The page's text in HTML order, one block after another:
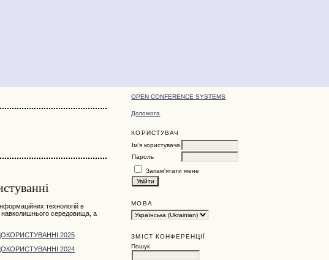
OPEN CONFERENCE SYSTEMS
Допомога
КОРИСТУВАЧ
Ім'я користувача
Пароль
Запам'ятати мене
МОВА
ЗМІСТ КОНФЕРЕНЦІЇ
Пошук
технологій в
навколишнього середовища, а
2025
2024